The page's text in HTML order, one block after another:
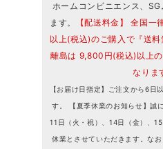
ホームコンビニエンス、
ます。
【配送料金】 全国
以上(税込)のご購入で『送
離島は 9,800円(税込)以上
なりま
【お届け日指定】ご注文から6日
す。 【夏季休業のお知らせ】誠
11日（火・祝）、14日（金）、
休業とさせていただきます。な